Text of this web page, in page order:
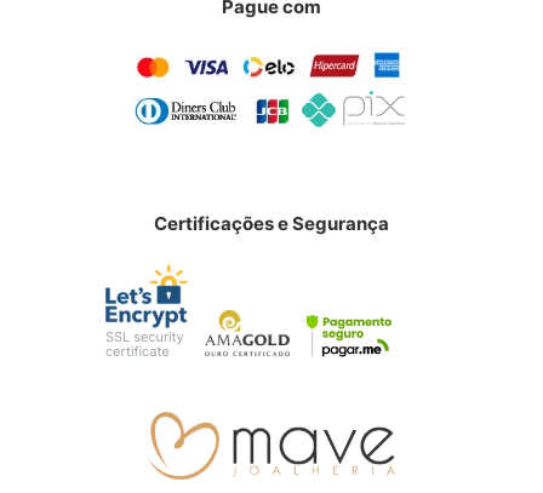
Pague com
Certificações e Segurança